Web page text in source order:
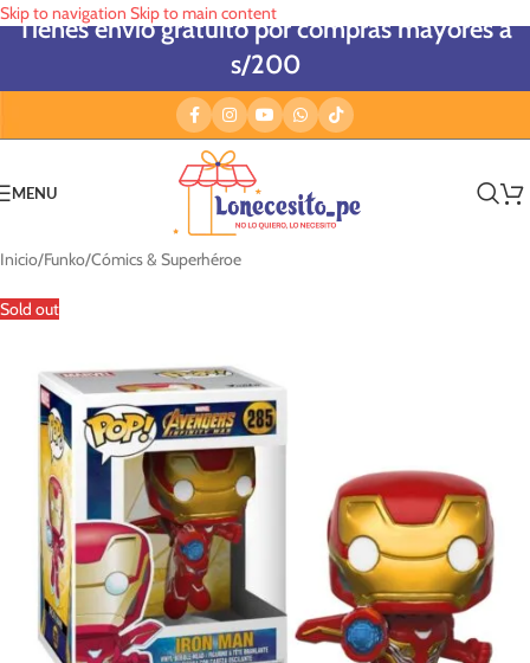
Skip to navigation Skip to main content
Tienes envío gratuito por compras mayores a
s/200
MENU
Inicio/Funko/Cómics & Superhéroe
Sold out